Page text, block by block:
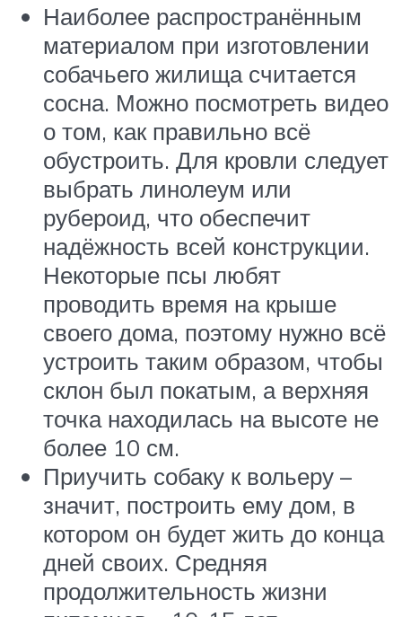
Наиболее распространённым
материалом при изготовлении
собачьего жилища считается
сосна. Можно посмотреть видео
о том, как правильно всё
обустроить. Для кровли следует
выбрать линолеум или
рубероид, что обеспечит
надёжность всей конструкции.
Некоторые псы любят
проводить время на крыше
своего дома, поэтому нужно всё
устроить таким образом, чтобы
склон был покатым, а верхняя
точка находилась на высоте не
более 10 см.
Приучить собаку к вольеру –
значит, построить ему дом, в
котором он будет жить до конца
дней своих. Средняя
продолжительность жизни